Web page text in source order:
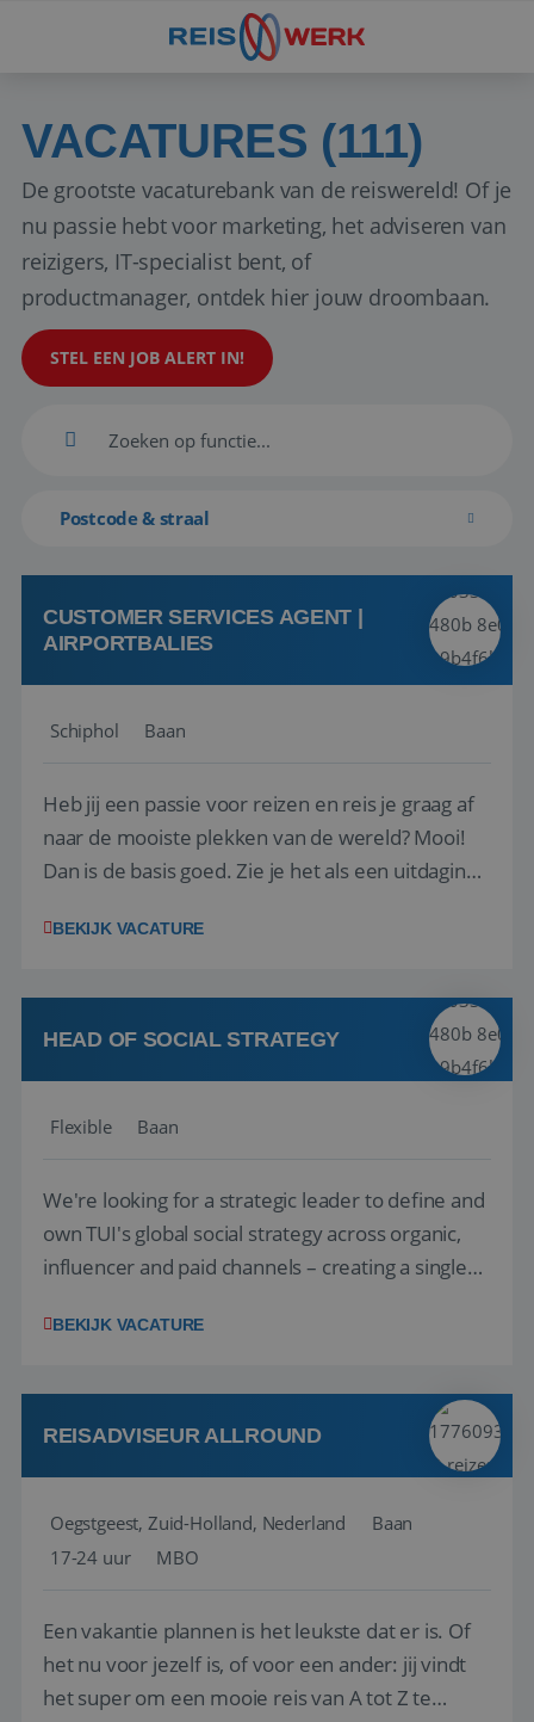
VACATURES (111)
De grootste vacaturebank van de reiswereld! Of je
nu passie hebt voor marketing, het adviseren van
reizigers, IT-specialist bent, of
productmanager, ontdek hier jouw droombaan.
STEL EEN JOB ALERT IN!
Postcode & straal
CUSTOMER SERVICES AGENT |
AIRPORTBALIES
Schiphol Baan
Heb jij een passie voor reizen en reis je graag af
naar de mooiste plekken van de wereld? Mooi!
Dan is de basis goed. Zie je het als een uitdaging
het samenstellen en boeken van de perfecte
deze onderdelen zijn nu samen gevoegd...
BEKIJK VACATURE
HEAD OF SOCIAL STRATEGY
Flexible Baan
We're looking for a strategic leader to define and
own TUI's global social strategy across organic,
influencer and paid channels – creating a single
locally. The role will be published until 18 August
Attractive remuneration, discre...
BEKIJK VACATURE
REISADVISEUR ALLROUND
Oegstgeest, Zuid-Holland, Nederland
Baan
17-24 uur
MBO
Een vakantie plannen is het leukste dat er is. Of
het nu voor jezelf is, of voor een ander: jij vindt
het super om een mooie reis van A tot Z te